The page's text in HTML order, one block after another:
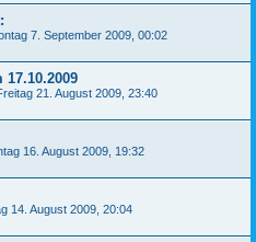
7. September 2009, 00:02
21. August 2009, 23:40
16. August 2009, 19:32
14. August 2009, 20:04